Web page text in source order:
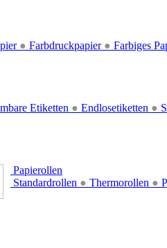
● Farbdruckpapier ● Farbiges
Etiketten ● Endlosetiketten ●
Papierollen
Standardrollen ● Thermorollen ●